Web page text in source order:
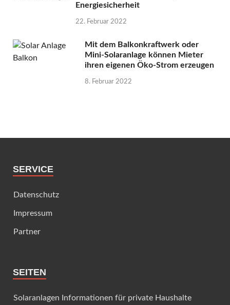
Energiesicherheit
22. Februar 2022
Mit dem Balkonkraftwerk oder
Mini-Solaranlage können Mieter
ihren eigenen Öko-Strom erzeugen
8. Februar 2022
SERVICE
Datenschutz
Impressum
Partner
SEITEN
Solaranlagen Informationen für private Haushalte